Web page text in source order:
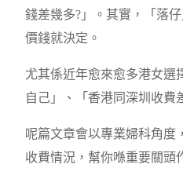
錢差幾多?」。其實，「落
價錢就決定。
尤其係近年愈來愈多港女選
自己」、「香港同深圳收費
呢篇文章會以專業婦科角度
收費情況，幫你喺重要關頭